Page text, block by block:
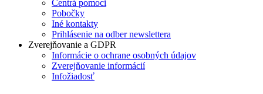
Centrá pomoci
Pobočky
Iné kontakty
Prihlásenie na odber newslettera
Zverejňovanie a GDPR
Informácie o ochrane osobných údajov
Zverejňovanie informácií
Infožiadosť